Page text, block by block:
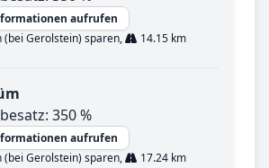
aufrufen
(bei Gerolstein) sparen,
14.15 km
350 %
aufrufen
(bei Gerolstein) sparen,
17.24 km